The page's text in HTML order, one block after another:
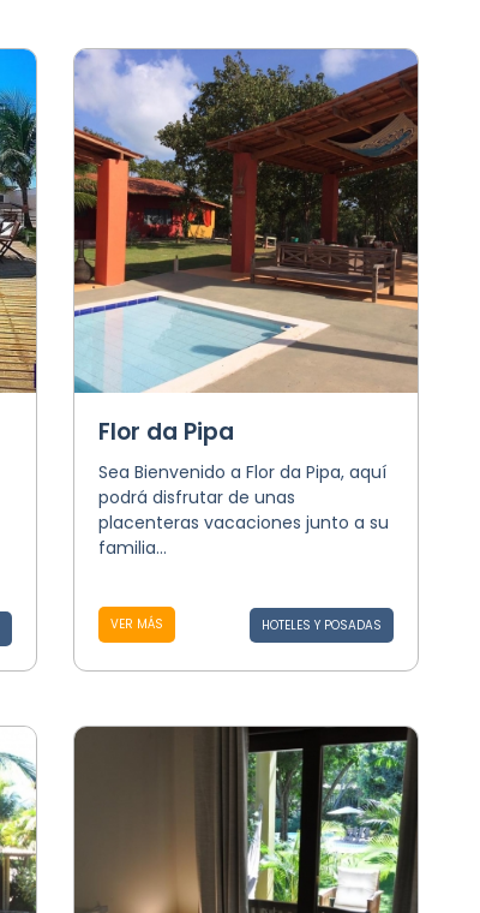
Flor da Pipa
Sea Bienvenido a Flor da Pipa, aquí
podrá disfrutar de unas
placenteras vacaciones junto a su
familia...
VER MÁS HOTELES Y POSADAS